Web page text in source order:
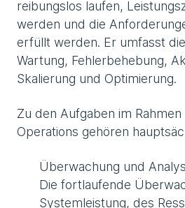
reibungslos laufen,
werden und die
erfüllt werden. Er umfasst
Wartung, Fehlerbehebung,
Skalierung und Optimierung.
Zu den Aufgaben im
Operations gehören
Überwachung und
Die fortlaufende
Systemleistung, des